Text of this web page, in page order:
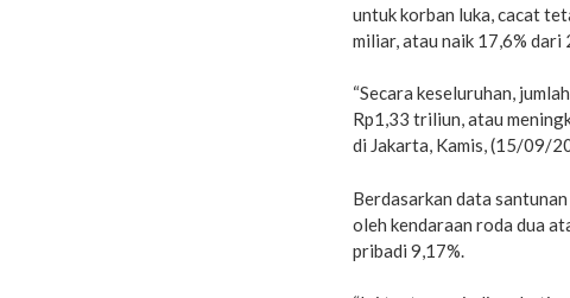
untuk korban luka, cacat
miliar, atau naik 17,6% dari
“Secara keseluruhan,
Rp1,33 triliun, atau
di Jakarta, Kamis, (15/09/
Berdasarkan data
oleh kendaraan roda dua
pribadi 9,17%.